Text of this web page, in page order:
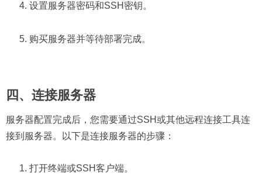
设置服务器密码和SSH密钥。
购买服务器并等待部署完成。
四、连接服务器
服务器配置完成后，您需要通过SSH或其他远程连接工具连
接到服务器。以下是连接服务器的步骤：
打开终端或SSH客户端。